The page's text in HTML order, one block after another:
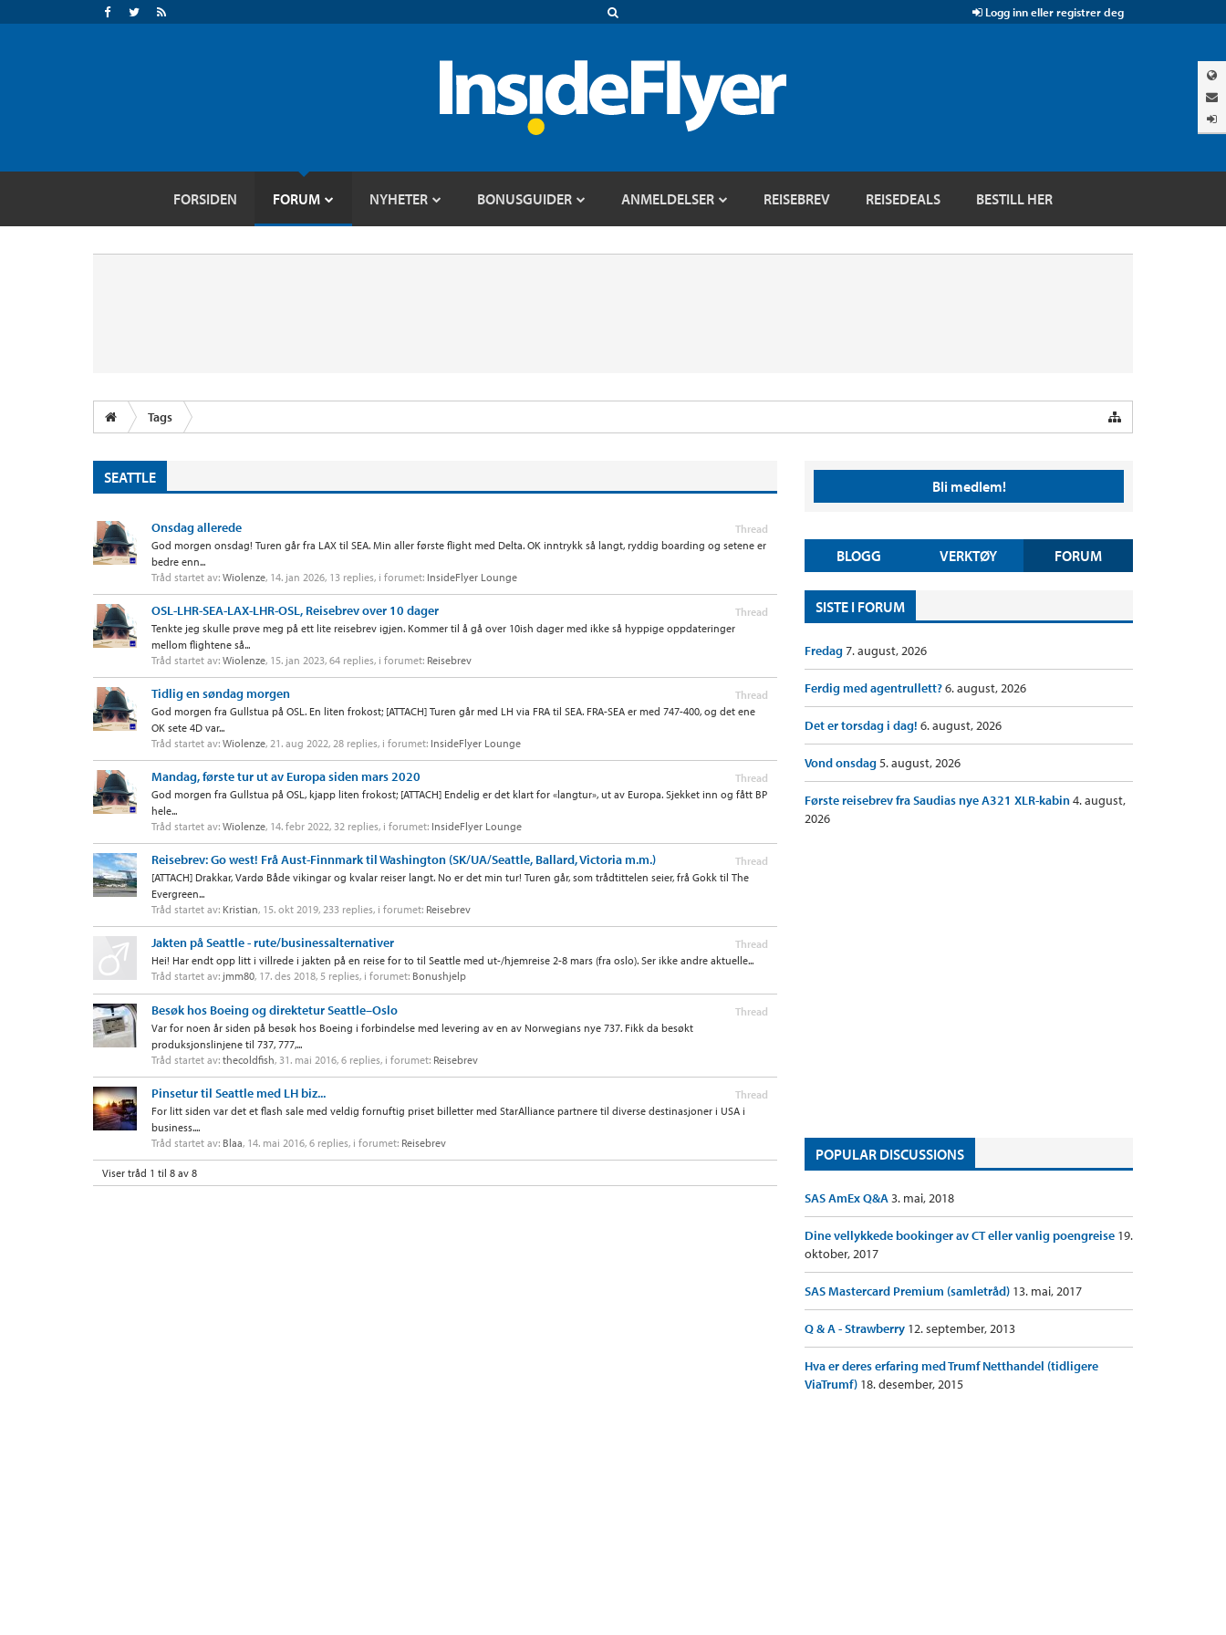
Logg inn eller registrer deg
FORSIDEN FORUM NYHETER BONUSGUIDER ANMELDELSER REISEBREV REISEDEALS BESTILL HER
Tags
SEATTLE
Thread
Onsdag allerede
God morgen onsdag! Turen går fra LAX til SEA. Min aller første flight med Delta. OK inntrykk så langt, ryddig boarding og setene er
bedre enn...
Tråd startet av: Wiolenze, 14. jan 2026, 13 replies, i forumet: InsideFlyer Lounge
Thread
OSL-LHR-SEA-LAX-LHR-OSL, Reisebrev over 10 dager
Tenkte jeg skulle prøve meg på ett lite reisebrev igjen. Kommer til å gå over 10ish dager med ikke så hyppige oppdateringer
mellom flightene så...
Tråd startet av: Wiolenze, 15. jan 2023, 64 replies, i forumet: Reisebrev
Thread
Tidlig en søndag morgen
God morgen fra Gullstua på OSL. En liten frokost; [ATTACH] Turen går med LH via FRA til SEA. FRA-SEA er med 747-400, og det ene
OK sete 4D var...
Tråd startet av: Wiolenze, 21. aug 2022, 28 replies, i forumet: InsideFlyer Lounge
Thread
Mandag, første tur ut av Europa siden mars 2020
God morgen fra Gullstua på OSL, kjapp liten frokost; [ATTACH] Endelig er det klart for «langtur», ut av Europa. Sjekket inn og fått BP
hele...
Tråd startet av: Wiolenze, 14. febr 2022, 32 replies, i forumet: InsideFlyer Lounge
Thread
Reisebrev: Go west! Frå Aust-Finnmark til Washington (SK/UA/Seattle, Ballard, Victoria m.m.)
[ATTACH] Drakkar, Vardø Både vikingar og kvalar reiser langt. No er det min tur! Turen går, som trådtittelen seier, frå Gokk til The
Evergreen...
Tråd startet av: Kristian, 15. okt 2019, 233 replies, i forumet: Reisebrev
Thread
Jakten på Seattle - rute/businessalternativer
Hei! Har endt opp litt i villrede i jakten på en reise for to til Seattle med ut-/hjemreise 2-8 mars (fra oslo). Ser ikke andre aktuelle...
Tråd startet av: jmm80, 17. des 2018, 5 replies, i forumet: Bonushjelp
Thread
Besøk hos Boeing og direktetur Seattle–Oslo
Var for noen år siden på besøk hos Boeing i forbindelse med levering av en av Norwegians nye 737. Fikk da besøkt
produksjonslinjene til 737, 777,...
Tråd startet av: thecoldfish, 31. mai 2016, 6 replies, i forumet: Reisebrev
Thread
Pinsetur til Seattle med LH biz...
For litt siden var det et flash sale med veldig fornuftig priset billetter med StarAlliance partnere til diverse destinasjoner i USA i
business....
Tråd startet av: Blaa, 14. mai 2016, 6 replies, i forumet: Reisebrev
Viser tråd 1 til 8 av 8
Bli medlem!
BLOGG VERKTØY FORUM
SISTE I FORUM
Fredag7. august, 2026
Ferdig med agentrullett?6. august, 2026
Det er torsdag i dag! 6. august, 2026
Vond onsdag5. august, 2026
Første reisebrev fra Saudias nye A321 XLR-kabin4. august,
2026
POPULAR DISCUSSIONS
SAS AmEx Q&A3. mai, 2018
Dine vellykkede bookinger av CT eller vanlig poengreise 19.
oktober, 2017
SAS Mastercard Premium (samletråd) 13. mai, 2017
Q & A - Strawberry 12. september, 2013
Hva er deres erfaring med Trumf Netthandel (tidligere
ViaTrumf) 18. desember, 2015